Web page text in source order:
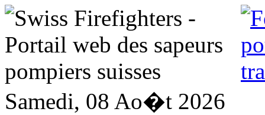
Samedi, 08 Ao�t 2026